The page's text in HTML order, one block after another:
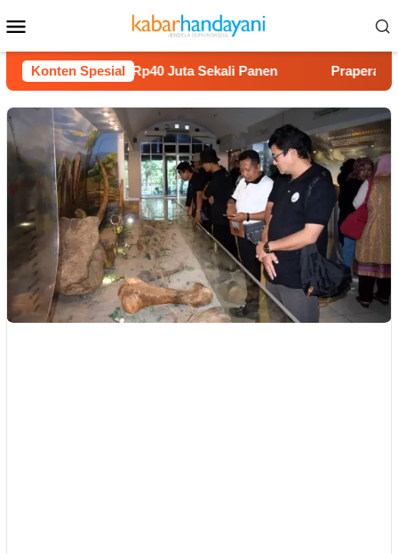
ke
kontenMobile
Konten Spesial
Untung Rp40 Juta Sekali Panen Praperadilan